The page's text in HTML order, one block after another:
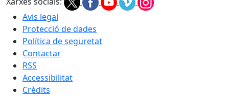
Avis legal
Protecció de dades
Política de seguretat
Contactar
RSS
Accessibilitat
Crèdits